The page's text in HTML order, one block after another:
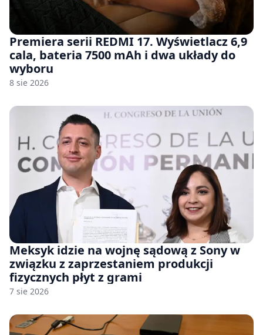
Premiera serii REDMI 17. Wyświetlacz 6,9
cala, bateria 7500 mAh i dwa układy do
wyboru
8 sie 2026
Meksyk idzie na wojnę sądową z Sony w
związku z zaprzestaniem produkcji
fizycznych płyt z grami
7 sie 2026